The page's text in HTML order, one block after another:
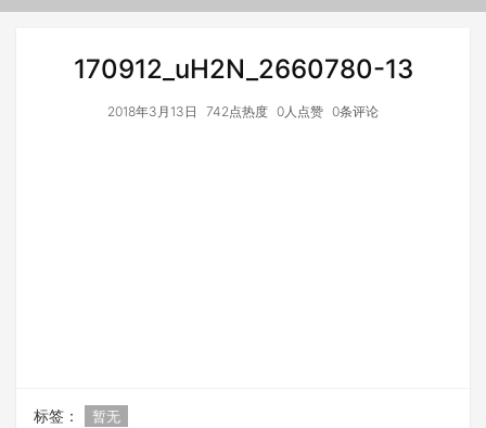
170912_uH2N_2660780-13
2018年3月13日 742点热度 0人点赞 0条评论
标签： 暂无